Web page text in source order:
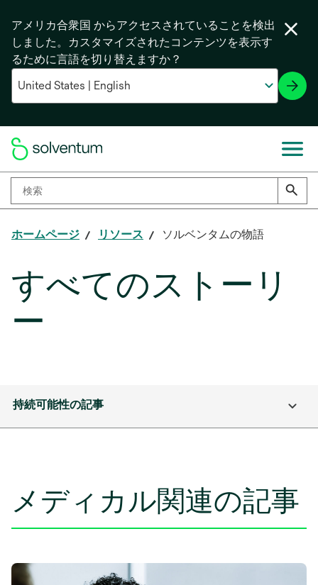
アメリカ合衆国 からアクセスされていることを検出
しました。カスタマイズされたコンテンツを表示す
るために言語を切り替えますか？
ホームページ リソース ソルベンタムの物語
すべてのストーリ
ー
持続可能性の記事
メディカル関連の記事